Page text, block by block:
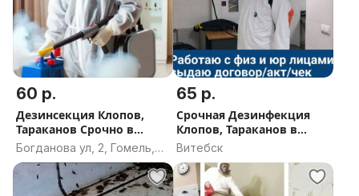
60 р.
Дезинсекция Клопов,
Тараканов Срочно в
Гомеле
Богданова ул, 2, Гомель,
Гомельская область
65 р.
Срочная Дезинфекция
Клопов, Тараканов в
Витебске
Витебск